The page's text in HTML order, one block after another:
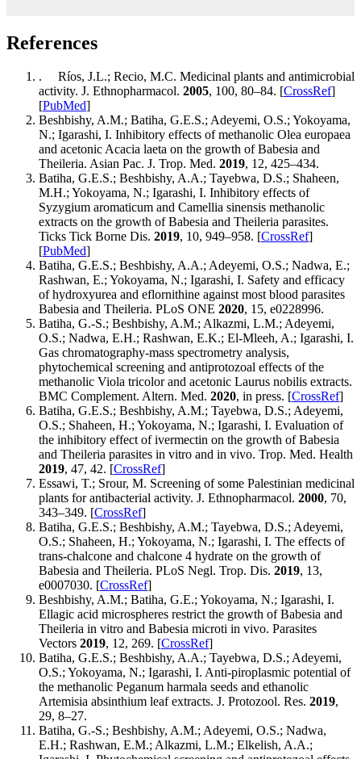
References
. Ríos, J.L.; Recio, M.C. Medicinal plants and antimicrobial
activity. J. Ethnopharmacol. 2005, 100, 80–84. [CrossRef]
[PubMed]
Beshbishy, A.M.; Batiha, G.E.S.; Adeyemi, O.S.; Yokoyama,
N.; Igarashi, I. Inhibitory effects of methanolic Olea europaea
and acetonic Acacia laeta on the growth of Babesia and
Theileria. Asian Pac. J. Trop. Med. 2019, 12, 425–434.
Batiha, G.E.S.; Beshbishy, A.A.; Tayebwa, D.S.; Shaheen,
M.H.; Yokoyama, N.; Igarashi, I. Inhibitory effects of
Syzygium aromaticum and Camellia sinensis methanolic
extracts on the growth of Babesia and Theileria parasites.
Ticks Tick Borne Dis. 2019, 10, 949–958. [CrossRef]
[PubMed]
Batiha, G.E.S.; Beshbishy, A.A.; Adeyemi, O.S.; Nadwa, E.;
Rashwan, E.; Yokoyama, N.; Igarashi, I. Safety and efficacy
of hydroxyurea and eflornithine against most blood parasites
Babesia and Theileria. PLoS ONE 2020, 15, e0228996.
Batiha, G.-S.; Beshbishy, A.M.; Alkazmi, L.M.; Adeyemi,
O.S.; Nadwa, E.H.; Rashwan, E.K.; El-Mleeh, A.; Igarashi, I.
Gas chromatography-mass spectrometry analysis,
phytochemical screening and antiprotozoal effects of the
methanolic Viola tricolor and acetonic Laurus nobilis extracts.
BMC Complement. Altern. Med. 2020, in press. [CrossRef]
Batiha, G.E.S.; Beshbishy, A.M.; Tayebwa, D.S.; Adeyemi,
O.S.; Shaheen, H.; Yokoyama, N.; Igarashi, I. Evaluation of
the inhibitory effect of ivermectin on the growth of Babesia
and Theileria parasites in vitro and in vivo. Trop. Med. Health
2019, 47, 42. [CrossRef]
Essawi, T.; Srour, M. Screening of some Palestinian medicinal
plants for antibacterial activity. J. Ethnopharmacol. 2000, 70,
343–349. [CrossRef]
Batiha, G.E.S.; Beshbishy, A.M.; Tayebwa, D.S.; Adeyemi,
O.S.; Shaheen, H.; Yokoyama, N.; Igarashi, I. The effects of
trans-chalcone and chalcone 4 hydrate on the growth of
Babesia and Theileria. PLoS Negl. Trop. Dis. 2019, 13,
e0007030. [CrossRef]
Beshbishy, A.M.; Batiha, G.E.; Yokoyama, N.; Igarashi, I.
Ellagic acid microspheres restrict the growth of Babesia and
Theileria in vitro and Babesia microti in vivo. Parasites
Vectors 2019, 12, 269. [CrossRef]
Batiha, G.E.S.; Beshbishy, A.A.; Tayebwa, D.S.; Adeyemi,
O.S.; Yokoyama, N.; Igarashi, I. Anti-piroplasmic potential of
the methanolic Peganum harmala seeds and ethanolic
Artemisia absinthium leaf extracts. J. Protozool. Res. 2019,
29, 8–27.
Batiha, G.-S.; Beshbishy, A.M.; Adeyemi, O.S.; Nadwa,
E.H.; Rashwan, E.M.; Alkazmi, L.M.; Elkelish, A.A.;